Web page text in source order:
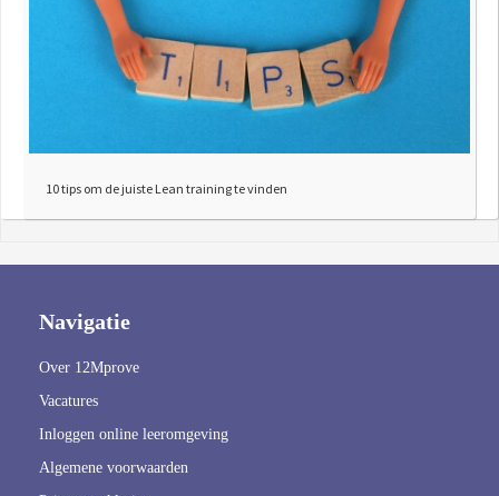
10 tips om de juiste Lean training te vinden
Navigatie
Over 12Mprove
Vacatures
Inloggen online leeromgeving
Algemene voorwaarden